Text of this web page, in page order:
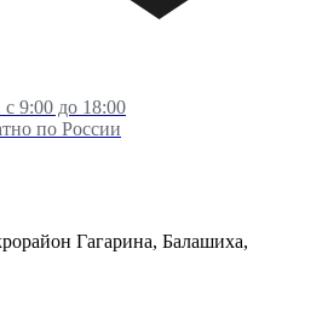
с 9:00 до 18:00
по России
Гагарина, Балашиха,